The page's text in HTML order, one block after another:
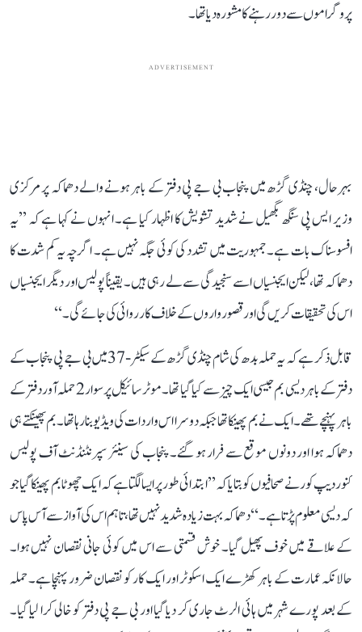
پروگراموں سے دور رہنے کا مشورہ دیا تھا۔
ADVERTISEMENT
بہرحال، چنڈی گڑھ میں پنجاب بی جے پی دفتر کے باہر ہونے والے دھماکہ پر مرکزی
وزیر ایس پی سنگھ بگھیل نے شدید تشویش کا اظہار کیا ہے۔ انہوں نے کہا ہے کہ ’’یہ
افسوسناک بات ہے۔ جمہوریت میں تشدد کی کوئی جگہ نہیں ہے۔ اگرچہ یہ کم شدت کا
دھماکہ تھا، لیکن ایجنسیاں اسے سنجیدگی سے لے رہی ہیں۔ یقیناً پولیس اور دیگر ایجنسیاں
اس کی تحقیقات کریں گی اور قصورواروں کے خلاف کارروائی کی جائے گی۔‘‘
قابل ذکر ہے کہ یہ حملہ بدھ کی شام چنڈی گڑھ کے سیکٹر-37 میں بی جے پی پنجاب کے
دفتر کے باہر دیسی بم جیسی ایک چیز سے کیا گیا تھا۔ موٹر سائیکل پر سوار 2 حملہ آور دفتر کے
باہر پہنچے تھے۔ ایک نے بم پھینکا تھا جبکہ دوسرا اس واردات کی ویڈیو بنا رہا تھا۔ بم پھینکتے ہی
دھماکہ ہوا اور دونوں موقع سے فرار ہو گئے۔ پنجاب کی سینئر سپرنٹنڈنٹ آف پولیس
کنوردیپ کور نے صحافیوں کو بتایا کہ ’’ابتدائی طور پر ایسا لگتا ہے کہ ایک چھوٹا بم پھینکا گیا جو
کہ دیسی معلوم پڑتا ہے۔‘‘ دھماکہ بہت زیادہ شدید نہیں تھا، تاہم اس کی آواز سے آس پاس
کے علاقے میں خوف پھیل گیا۔ خوش قسمتی سے اس میں کوئی جانی نقصان نہیں ہوا۔
حالانکہ عمارت کے باہر کھڑے ایک اسکوٹر اور ایک کار کو نقصان ضرور پہنچا ہے۔ حملہ
کے بعد پورے شہر میں ہائی الرٹ جاری کر دیا گیا اور بی جے پی دفتر کو خالی کرا لیا گیا۔